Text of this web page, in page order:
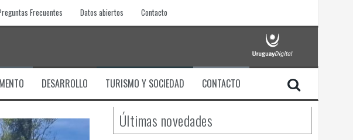
Frecuentes Datos abiertos Contacto
DESARROLLO TURISMO Y SOCIEDAD CONTACTO
Últimas novedades